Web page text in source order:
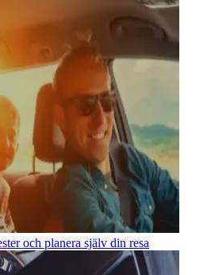
och planera själv din resa